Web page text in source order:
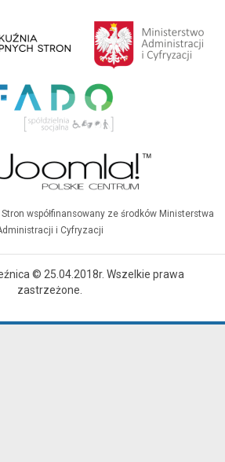
współfinansowany ze środków Ministerstwa
i Cyfryzacji
© 25.04.2018r. Wszelkie prawa
zastrzeżone.